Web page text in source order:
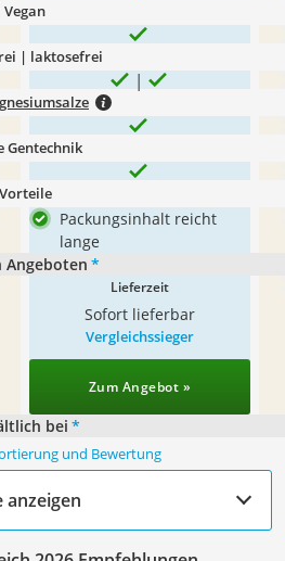
Vegan
| laktosefrei
Gentechnik
Vorteile
Packungsinhalt reicht
lange
Angeboten *
Lieferzeit
Sofort lieferbar
Vergleichssieger
Zum Angebot »
bei *
und Bewertung
anzeigen